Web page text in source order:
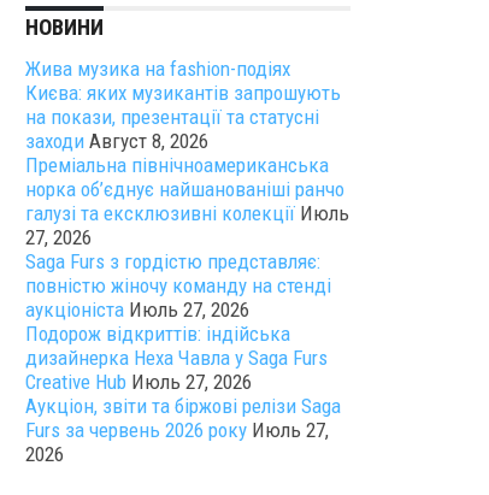
НОВИНИ
Жива музика на fashion-подіях
Києва: яких музикантів запрошують
на покази, презентації та статусні
заходи Август 8, 2026
Преміальна північноамериканська
норка об’єднує найшанованіші ранчо
галузі та ексклюзивні колекції Июль
27, 2026
Saga Furs з гордістю представляє:
повністю жіночу команду на стенді
аукціоніста Июль 27, 2026
Подорож відкриттів: індійська
дизайнерка Неха Чавла у Saga Furs
Creative Hub Июль 27, 2026
Аукціон, звіти та біржові релізи Saga
Furs за червень 2026 року Июль 27,
2026